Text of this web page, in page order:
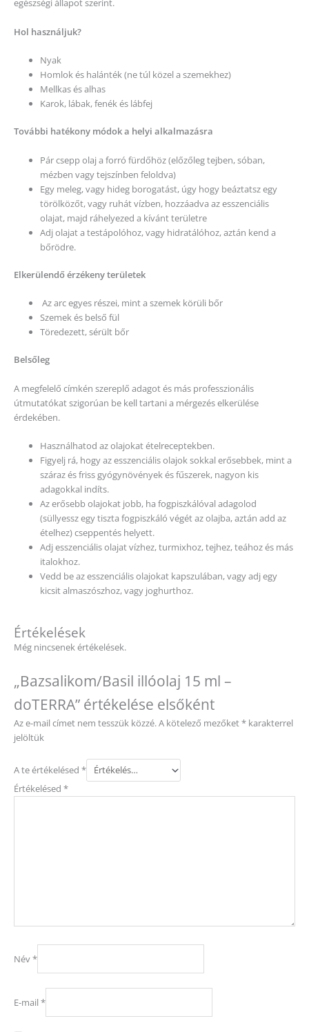
egészségi állapot szerint.
Hol használjuk?
Nyak
Homlok és halánték (ne túl közel a szemekhez)
Mellkas és alhas
Karok, lábak, fenék és lábfej
További hatékony módok a helyi alkalmazásra
Pár csepp olaj a forró fürdőhöz (előzőleg tejben, sóban,
mézben vagy tejszínben feloldva)
Egy meleg, vagy hideg borogatást, úgy hogy beáztatsz egy
törölközőt, vagy ruhát vízben, hozzáadva az esszenciális
olajat, majd ráhelyezed a kívánt területre
Adj olajat a testápolóhoz, vagy hidratálóhoz, aztán kend a
bőrödre.
Elkerülendő érzékeny területek
Az arc egyes részei, mint a szemek körüli bőr
Szemek és belső fül
Töredezett, sérült bőr
Belsőleg
A megfelelő címkén szereplő adagot és más professzionális
útmutatókat szigorúan be kell tartani a mérgezés elkerülése
érdekében.
Használhatod az olajokat ételreceptekben.
Figyelj rá, hogy az esszenciális olajok sokkal erősebbek, mint a
száraz és friss gyógynövények és fűszerek, nagyon kis
adagokkal indíts.
Az erősebb olajokat jobb, ha fogpiszkálóval adagolod
(süllyessz egy tiszta fogpiszkáló végét az olajba, aztán add az
ételhez) cseppentés helyett.
Adj esszenciális olajat vízhez, turmixhoz, tejhez, teához és más
italokhoz.
Vedd be az esszenciális olajokat kapszulában, vagy adj egy
kicsit almaszószhoz, vagy joghurthoz.
Értékelések
Még nincsenek értékelések.
„Bazsalikom/Basil illóolaj 15 ml –
doTERRA” értékelése elsőként
Az e-mail címet nem tesszük közzé.A kötelező mezőket* karakterrel
jelöltük
A te értékelésed *
Értékelésed *
Név*
E-mail *